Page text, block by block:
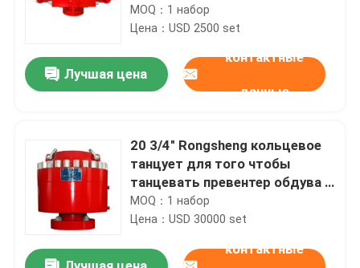
Главная страница
Продукция
О Компании
месторождении нефти
MOQ：1 набор
Цена：USD 2500 set
Лучшая цена
контактные
данные
20 3/4" Rongsheng кольцевое
танцует для того чтобы
танцевать превентер обдува с
кольцевым типом
MOQ：1 набор
Цена：USD 30000 set
контактные